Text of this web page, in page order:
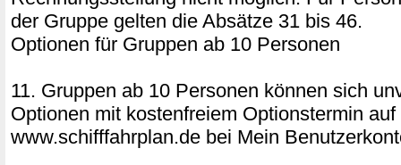
der Gruppe gelten die Absätze 31 bis 46.
Optionen für Gruppen ab 10 Personen
11. Gruppen ab 10 Personen können sich
Optionen mit kostenfreiem Optionstermin auf
www.schifffahrplan.de bei Mein